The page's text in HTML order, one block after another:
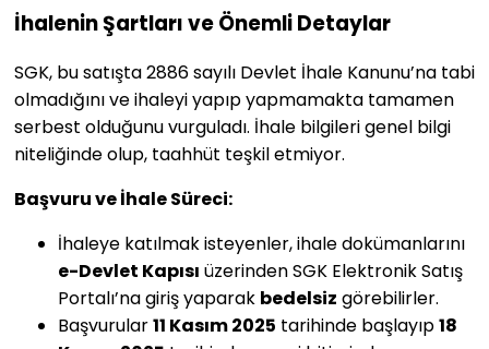
İhalenin Şartları ve Önemli Detaylar
SGK, bu satışta 2886 sayılı Devlet İhale Kanunu’na tabi
olmadığını ve ihaleyi yapıp yapmamakta tamamen
serbest olduğunu vurguladı. İhale bilgileri genel bilgi
niteliğinde olup, taahhüt teşkil etmiyor.
Başvuru ve İhale Süreci:
İhaleye katılmak isteyenler, ihale dokümanlarını
e-Devlet Kapısı üzerinden SGK Elektronik Satış
Portalı’na giriş yaparak bedelsiz görebilirler.
Başvurular11 Kasım 2025 tarihinde başlayıp18